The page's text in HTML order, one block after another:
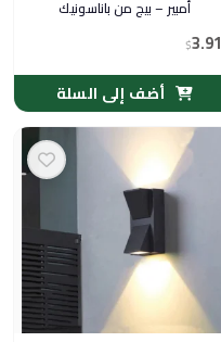
أمبير – بيج من باناسونيك
$3.91
أضف إلى السلة